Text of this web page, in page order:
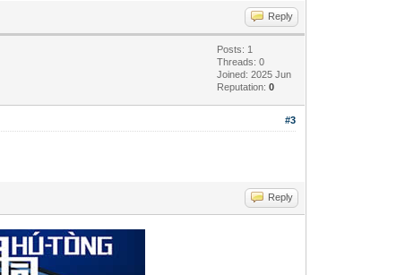
Reply
Posts: 1
Threads: 0
Joined: 2025 Jun
Reputation:0
#3
Reply